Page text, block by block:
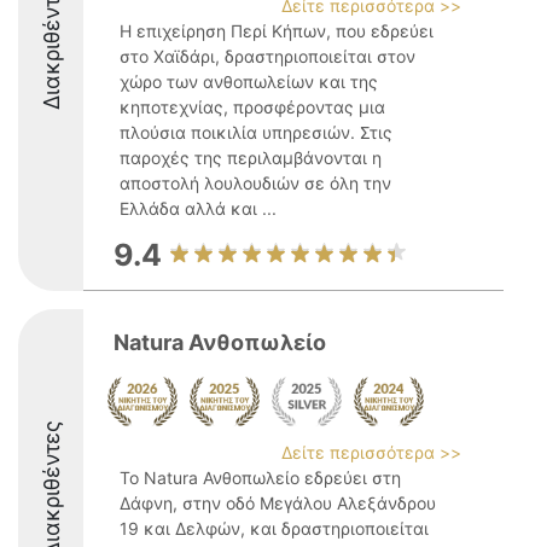
Διακριθέντες
Δείτε περισσότερα >>
Η επιχείρηση Περί Κήπων, που εδρεύει
στο Χαϊδάρι, δραστηριοποιείται στον
χώρο των ανθοπωλείων και της
κηποτεχνίας, προσφέροντας μια
πλούσια ποικιλία υπηρεσιών. Στις
παροχές της περιλαμβάνονται η
αποστολή λουλουδιών σε όλη την
Ελλάδα αλλά και ...
9.4
Διακριθέντες
Natura Ανθοπωλείο
Δείτε περισσότερα >>
Το Natura Ανθοπωλείο εδρεύει στη
Δάφνη, στην οδό Μεγάλου Αλεξάνδρου
19 και Δελφών, και δραστηριοποιείται